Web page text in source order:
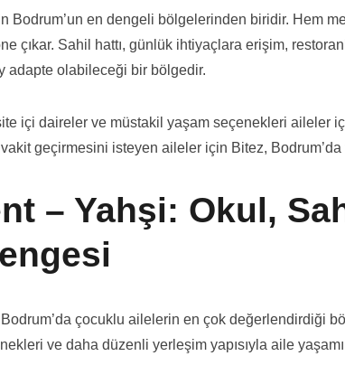
Bodrum’un en dengeli bölgelerinden biridir. Hem
çıkar. Sahil hattı, günlük ihtiyaçlara erişim,
adapte olabileceği bir bölgedir.
içi daireler ve müstakil yaşam seçenekleri aileler
geçirmesini isteyen aileler için Bitez,
– Yahşi: Okul,
çocuklu ailelerin en çok değerlendirdiği
ve daha düzenli yerleşim yapısıyla aile